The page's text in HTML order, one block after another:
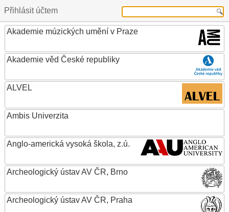
Přihlásit účtem
Akademie múzických umění v Praze
Akademie věd České republiky
ALVEL
Ambis Univerzita
Anglo-americká vysoká škola, z.ú.
Archeologický ústav AV ČR, Brno
Archeologický ústav AV ČR, Praha